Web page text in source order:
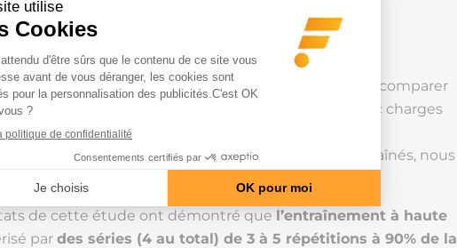
la congestion avec
?
idéale ? Uneétude publiée en 2015
, visant à comparer
en volume (beaucoup de répétitions, avec charges
(peu de répétitions, avec charges lourdes) sur
la force et de la taille des muscles
de sujets entraînés, nous
de réponse.
de cette étude ont démontré que l’entraînement à haute
par des séries (4 au total) de 3 à 5 répétitions à 90% de la